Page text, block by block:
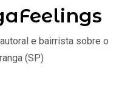
e bairrista sobre o
(SP)